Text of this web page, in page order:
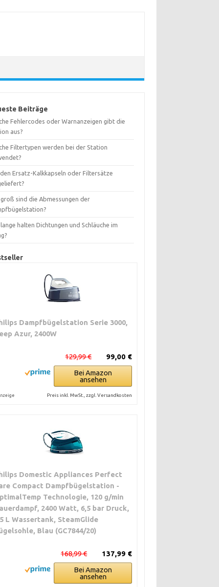
Beiträge
Fehlercodes oder Warnanzeigen gibt die
aus?
Filtertypen werden bei der Station
Ersatz-Kalkkapseln oder Filtersätze
sind die Abmessungen der
halten Dichtungen und Schläuche im
Dampfbügelstation Serie 3000,
Azur, 2400W
99,00 €
129,99 €
Bei Amazon
ansehen
Preis inkl. MwSt., zzgl. Versandkosten
Domestic Appliances Perfect
Compact Dampfbügelstation -
Technologie, 120 g/min
2400 Watt, 6,5 bar Druck,
L Wassertank, SteamGlide
Blau (GC7844/20)
137,99 €
168,99 €
Bei Amazon
ansehen